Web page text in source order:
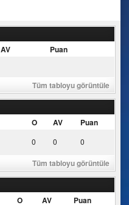
AV Puan
Tüm tabloyu görüntüle
O AV Puan
0 0 0
Tüm tabloyu görüntüle
O AV Puan